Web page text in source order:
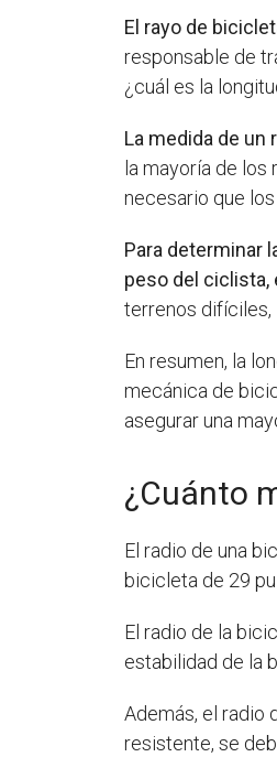
El rayo de
responsable de
¿cuál es la
La medida de un
la mayoría de los
necesario que
Para determinar
peso del ciclista,
terrenos difíciles,
En resumen, la
mecánica de
asegurar una
¿Cuánto
El radio de una
bicicleta de 29
El radio de la
estabilidad de la
Además, el radio
resistente, se